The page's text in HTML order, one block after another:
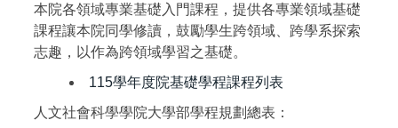
本院各領域專業基礎入門課程，提供各專業領域基礎
課程讓本院同學修讀，鼓勵學生跨領域、跨學系探索
志趣，以作為跨領域學習之基礎。
115學年度院基礎學程課程列表
人文社會科學學院大學部學程規劃總表：